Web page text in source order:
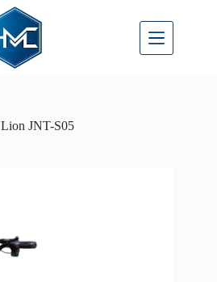
Lion JNT-S05